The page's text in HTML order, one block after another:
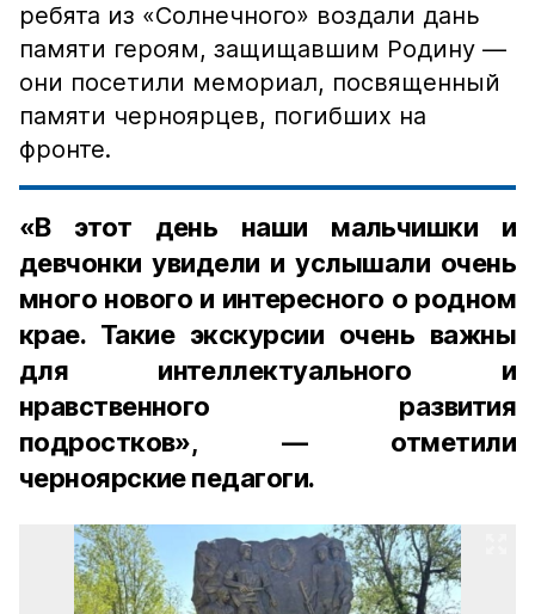
ребята из «Солнечного» воздали дань
памяти героям, защищавшим Родину —
они посетили мемориал, посвященный
памяти черноярцев, погибших на
фронте.
«В этот день наши мальчишки и
девчонки увидели и услышали очень
много нового и интересного о родном
крае. Такие экскурсии очень важны
для интеллектуального и
нравственного развития
подростков», — отметили
черноярские педагоги.